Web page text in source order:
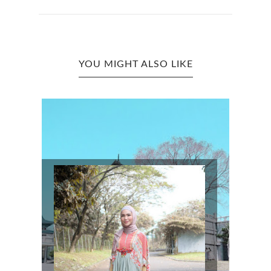
YOU MIGHT ALSO LIKE